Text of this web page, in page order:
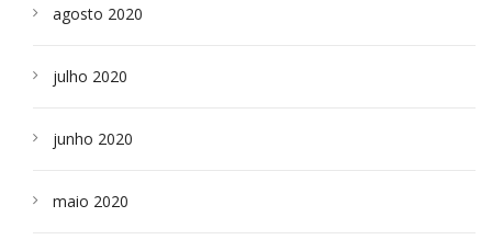
agosto 2020
julho 2020
junho 2020
maio 2020